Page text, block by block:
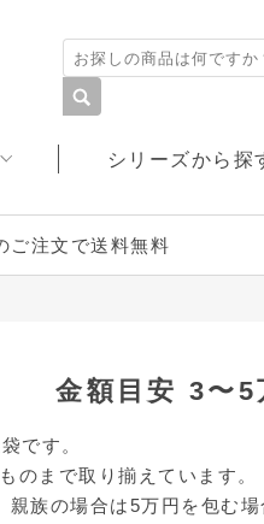
塗り絵
シリーズから探
こころシリーズ
ご注文で送料無料
金額目安 3〜5
です。
のまで取り揃えています。
族の場合は5万円を包む場